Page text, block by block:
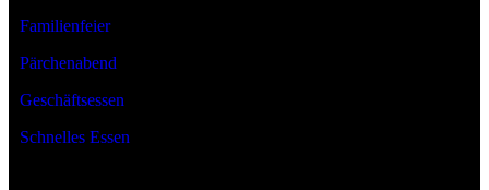
Familienfeier
Pärchenabend
Geschäftsessen
Schnelles Essen